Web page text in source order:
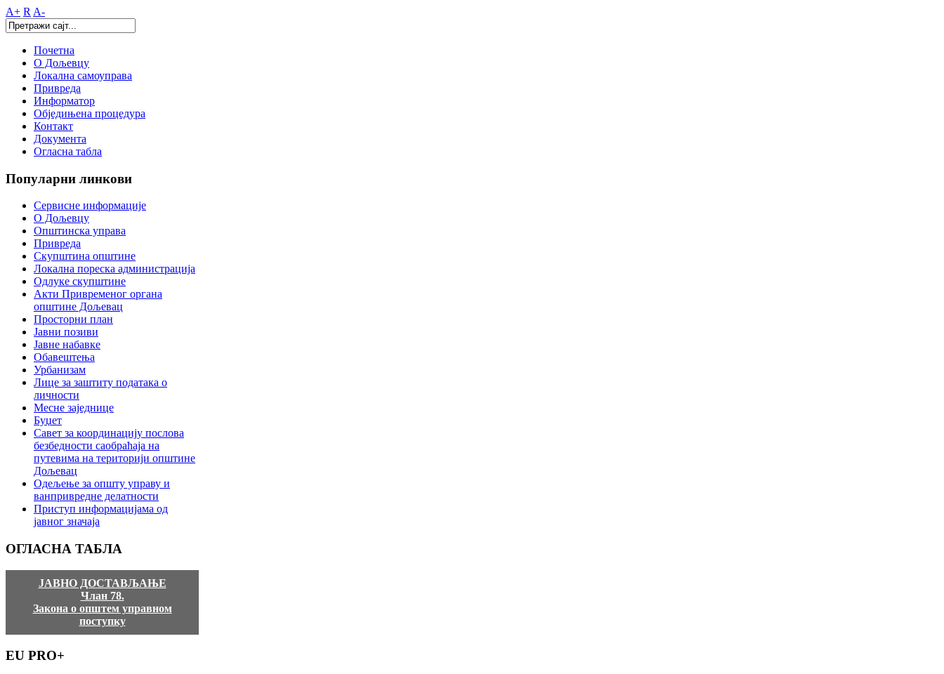
A+ R A-
Почетна
О Дољевцу
Локална самоуправа
Привреда
Информатор
Обједињена процедура
Контакт
Документа
Огласна табла
Популарни линкови
Сервисне информације
О Дољевцу
Општинска управа
Привреда
Скупштина општине
Локална пореска администрација
Одлуке скупштине
Акти Привременог органа
општине Дољевац
Просторни план
Јавни позиви
Јавне набавке
Обавештења
Урбанизам
Лице за заштиту података о
личности
Месне заједнице
Буџет
Савет за координацију послова
безбедности саобраћаја на
путевима на територији општине
Дољевац
Одељење за општу управу и
ванпривредне делатности
Приступ информацијама од
јавног значаја
ОГЛАСНА ТАБЛА
ЈАВНО ДОСТАВЉАЊЕ
Члан 78.
Закона о општем управном
поступку
EU PRO+